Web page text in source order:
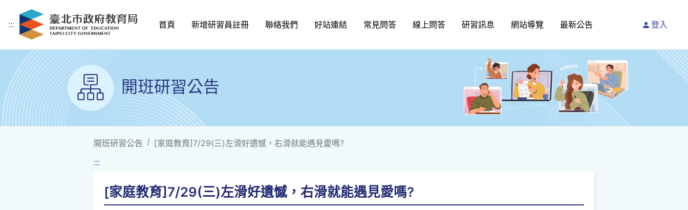
跳到主要內容
::: 首頁 新增研習員註冊 聯絡我們 好站連結 常見問答 線上問答 研習訊息 網站導覽 最新公告 登入
開班研習公告
開班研習公告
[家庭教育]7/29(三)左滑好遺憾，右滑就能遇見愛嗎?
:::
[家庭教育]7/29(三)左滑好遺憾，右滑就能遇見愛嗎?